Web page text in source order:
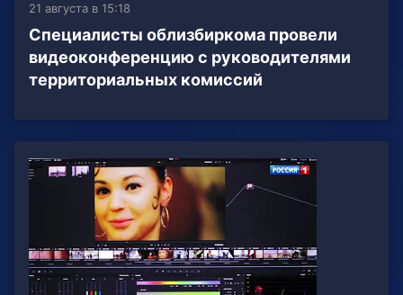
21 августа в 15:18
Специалисты облизбиркома провели
видеоконференцию с руководителями
территориальных комиссий